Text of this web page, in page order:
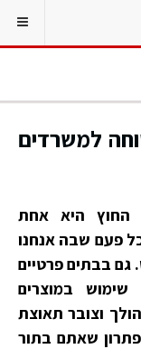
למשרדים
החוץ היא אחת
פעם שבה אנחנו
בבתים פרטיים
שימוש במוצרים
וצובר ‏תאוצת
שאתם בתור